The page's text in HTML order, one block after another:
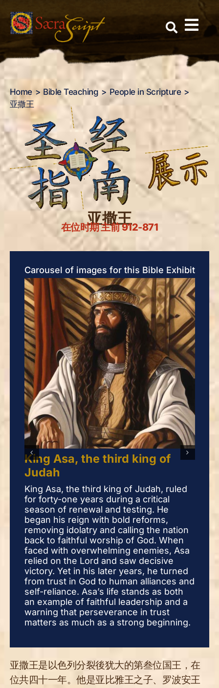
content
Home Bible Teaching
People in Scripture
亚撒王
亚撒王
在位时期 主前 912-871
Carousel of images for this Bible Exhibit
King Asa, the third king of
Judah
King Asa, the third king of Judah, ruled
for forty-one years during a critical
season of renewal and testing. He
began his reign with bold reforms,
removing idolatry and calling the nation
back to faithful worship of God. When
faced with overwhelming enemies, Asa
relied on the Lord and saw decisive
victory. Yet in his later years, he turned
from trust in God to human alliances and
self-reliance. Asa’s life stands as both
an example of faithful leadership and a
warning that perseverance in trust
matters as much as a strong beginning.
亚撒王是以色列分裂後犹大的第叁位国王，在
位共四十一年。他是亚比雅王之子、罗波安王